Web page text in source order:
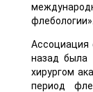
флебологии».
Ассоциация
назад была
хирургом
период